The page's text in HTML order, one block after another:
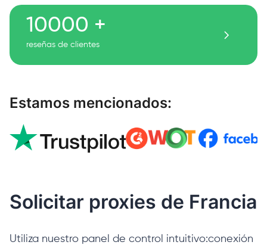
10000 +
reseñas de clientes
Estamos mencionados:
Solicitar proxies de Francia
Utiliza nuestro panel de control intuitivo:conexión